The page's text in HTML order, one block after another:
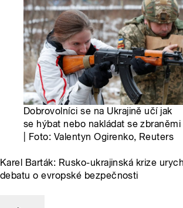
Dobrovolníci se na Ukrajině učí jak
se hýbat nebo nakládat se zbraněmi
| Foto: Valentyn Ogirenko, Reuters
Karel Barták: Rusko-ukrajinská krize
debatu o evropské bezpečnosti